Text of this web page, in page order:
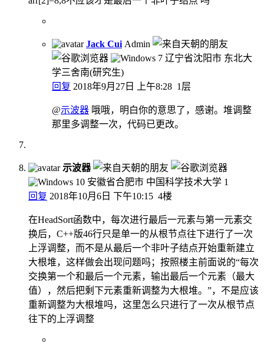
Jack Cui Admin
辽宁省沈阳市 东北大
学三舍南(研究生)
回复 2018年9月27日 上午8:28 1层
@示波器 哦哦，明白你的意思了，感谢。堆调整
那里多调整一次，代码已更改。
示波器
安徽省合肥市 中国科学技术大学 1
回复 2018年10月6日 下午10:15 4楼
在HeadSort函数中，每次进行最后一元素与第一元素交
换后，C++版46行只是单一的从根节点往下进行了一次
上浮调整，而不是从最后一个非叶子结点开始重新建立
大根堆，这样做会出现问题吗；按照楼主前面说的“每次
交换第一个和最后一个元素，输出最后一个元素（最大
值），然后把剩下元素重新调整为大根堆。”，不是应该
重新调整为大根堆吗，这里怎么只进行了一次从根节点
往下的上浮调整